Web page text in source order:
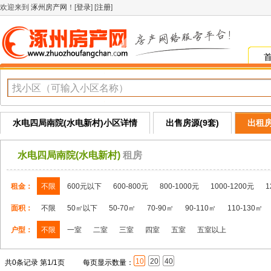
欢迎来到 涿州房产网 ！[登录] [注册]
水电四局南院(水电新村)小区详情 出售房源(9套) 出租
水电四局南院(水电新村) 租房
租金： 不限 600元以下 600-800元 800-1000元 1000-1200元
面积： 不限 50㎡以下 50-70㎡ 70-90㎡ 90-110㎡ 110-130㎡
户型： 不限 一室 二室 三室 四室 五室 五室以上
共0条记录 第1/1页 每页显示数量： 10 20 40